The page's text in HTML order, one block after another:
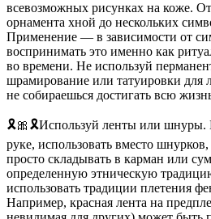
всевозможных рисунках на коже.
орнамента хной до нескольких
Применение — в зависимости от
воспринимать это именно как
во времени. Не используй
шрамирование или татуировки для
не собираешься достигать всю
🎗🎀🎗Используй ленты или шнуры.
руке, использовать вместо
просто складывать в карман или
определенную этническую
использовать традиции плетения
Например, красная лента на